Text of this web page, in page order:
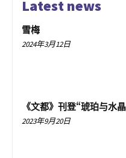
Latest news
雪梅
2024年3月12日
《文都》刊登“琥珀与水
2023年9月20日